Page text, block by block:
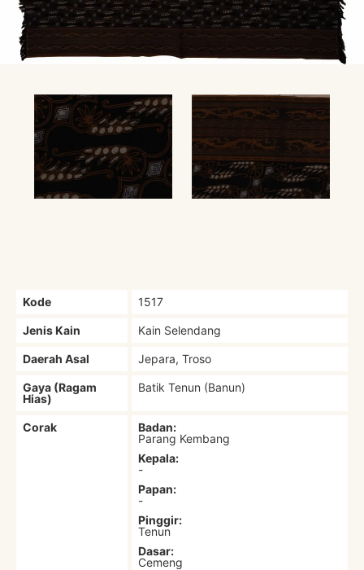
KATALOG
BATIK
TANYA
LINKS
Kode 1517
Jenis Kain Kain Selendang
Daerah Asal Jepara, Troso
Gaya (Ragam
Hias)
Batik Tenun (Banun)
Corak
Badan:
Parang Kembang
Kepala:
-
Papan:
-
Pinggir:
Tenun
Dasar:
Cemeng